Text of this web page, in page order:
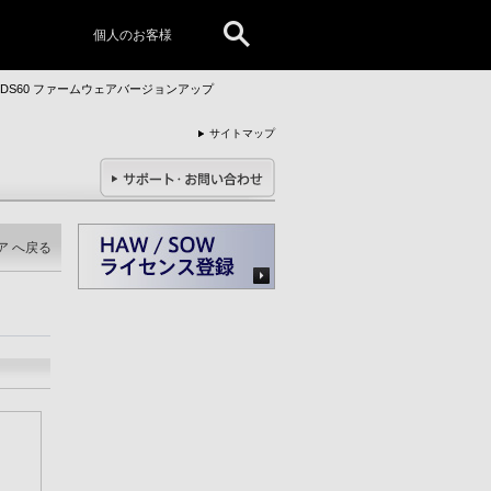
個人のお客様
ファームウェアバージョンアップ
サイトマップ
へ戻る